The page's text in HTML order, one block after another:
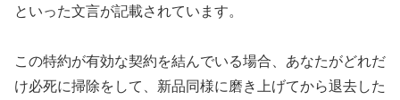
といった文言が記載されています。
この特約が有効な契約を結んでいる場合、あなたがどれだ
け必死に掃除をして、新品同様に磨き上げてから退去した